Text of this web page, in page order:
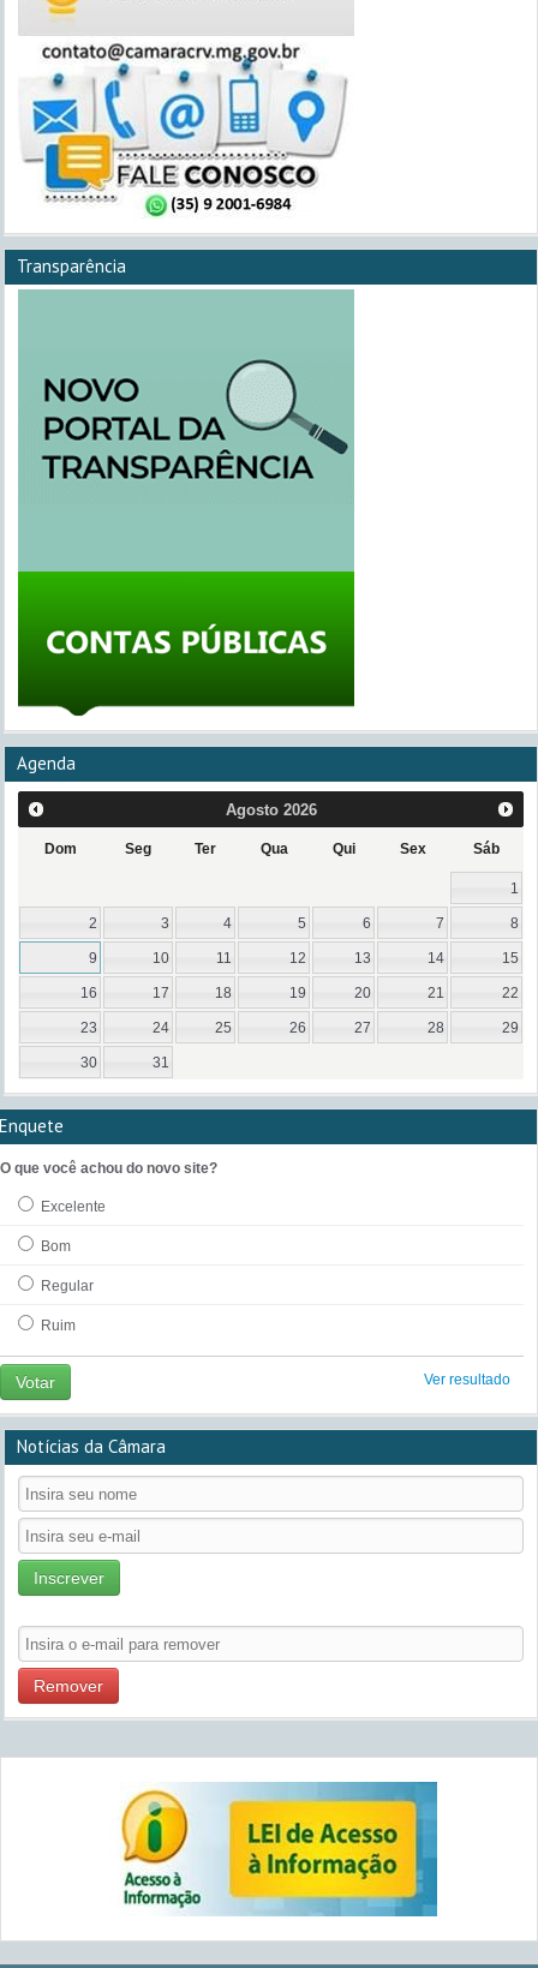
Transparência
Agenda
Agosto 2026
Dom Seg Ter Qua Qui Sex Sáb
1
2 3 4 5 6 7 8
9 10 11 12 13 14 15
16 17 18 19 20 21 22
23 24 25 26 27 28 29
30 31
Enquete
O que você achou do novo site?
Excelente
Bom
Regular
Ruim
Votar Ver resultado
Notícias da Câmara
Inscrever
Remover